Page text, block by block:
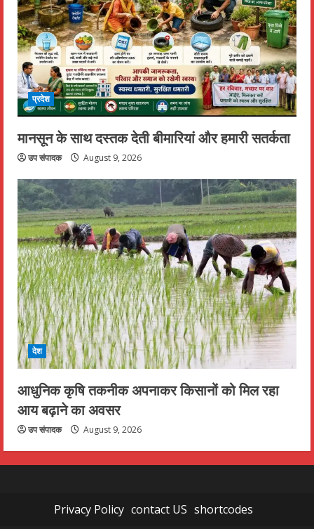
प्रदेश
मानसून के साथ दस्तक देती बीमारियां और हमारी सतर्कता
उप संपादक August 9, 2026
देश
आधुनिक कृषि तकनीक अपनाकर किसानों को मिल रहा
आय बढ़ाने का अवसर
उप संपादक August 9, 2026
Privacy Policy contact US shortcodes